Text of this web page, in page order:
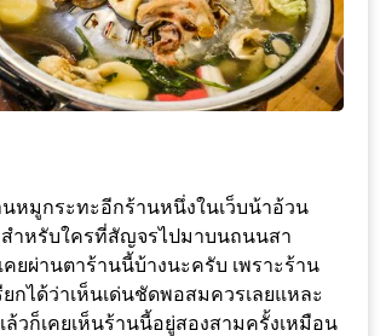
หมูกระทะอีกร้านหนึ่งในเว็บน้าอ้วน
ำหรับใครที่สัญจรไปมาบนถนนสา
ยผ่านตาร้านนี้บ้างนะครับ เพราะร้าน
ยกได้ว่าเห็นเด่นชัดพอสมควรเลยแหละ
วก็เคยเห็นร้านนี้อยู่สองสามครั้งเหมือน